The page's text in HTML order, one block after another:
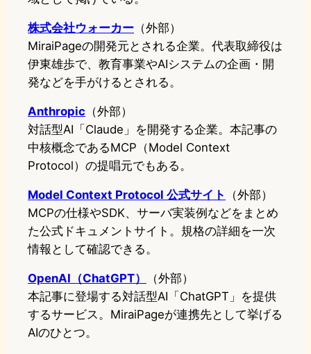
株式会社ウォーカー （外部）
MiraiPageの開発元とされる企業。代表取締役は
伊東雄歩で、教育事業やAIシステムの企画・開
発などを手がけるとされる。
Anthropic （外部）
対話型AI「Claude」を開発する企業。本記事の
中核概念であるMCP（Model Context
Protocol）の提唱元でもある。
Model Context Protocol 公式サイト
（外部）
MCPの仕様やSDK、サーバ実装例などをまとめ
た公式ドキュメントサイト。規格の詳細を一次
情報として確認できる。
OpenAI（ChatGPT）
（外部）
本記事に登場する対話型AI「ChatGPT」を提供
するサービス。MiraiPageが連携先として挙げる
AIのひとつ。